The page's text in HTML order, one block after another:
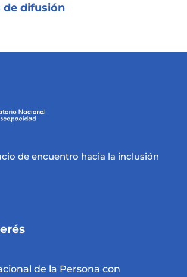
difusión
de encuentro hacia la inclusión
de la Persona con